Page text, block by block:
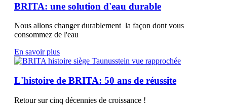
BRITA: une solution d'eau durable
Nous allons changer durablement la façon dont vous
consommez de l'eau
En savoir plus
L'histoire de BRITA: 50 ans de réussite
Retour sur cinq décennies de croissance !